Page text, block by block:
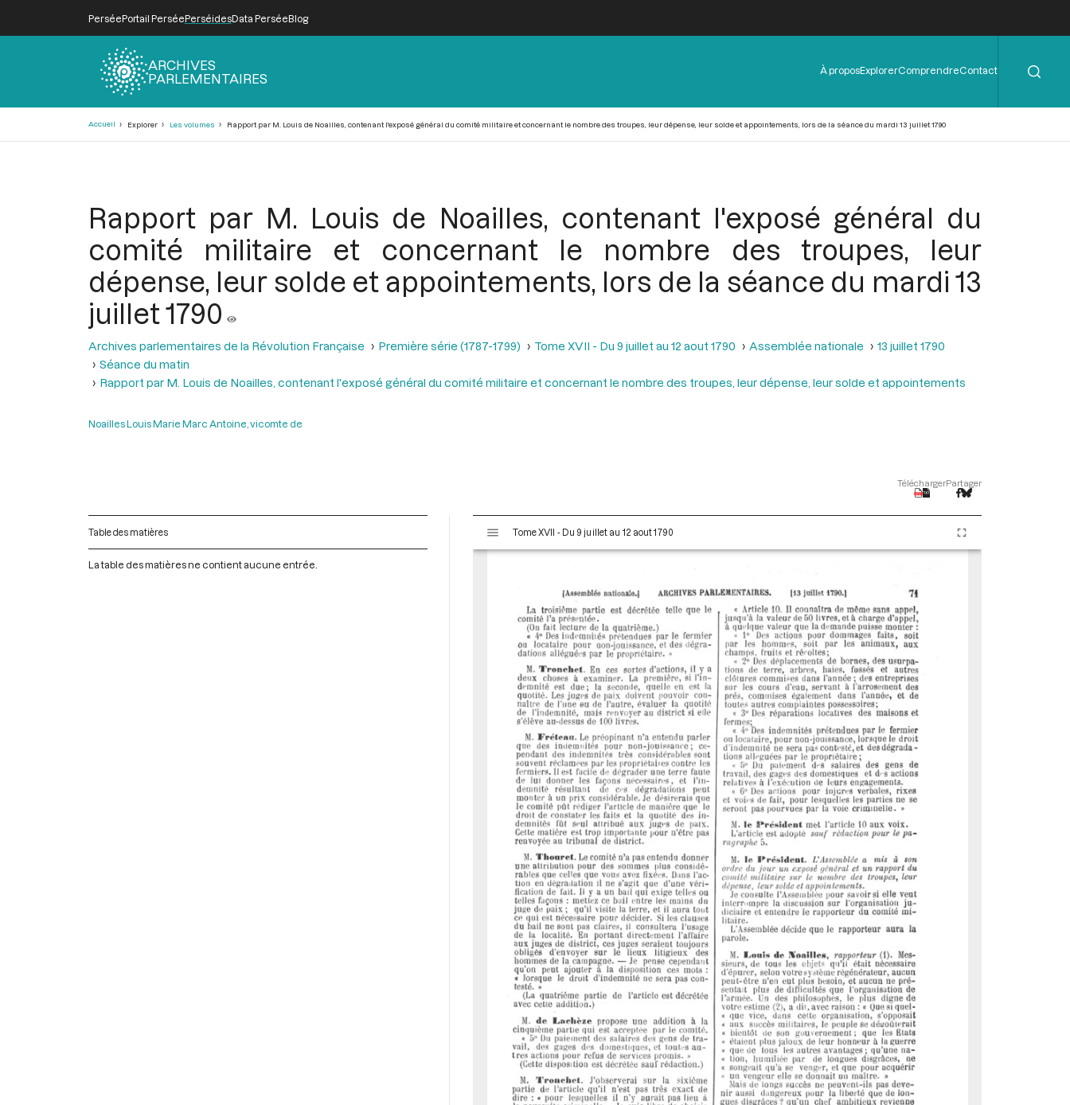
PerséePortail PerséePerséidesData PerséeBlog
ARCHIVES
PARLEMENTAIRES
Menu
de
À proposExplorerComprendreContact
Accueil Explorer Les volumes Rapport par M. Louis de Noailles, contenant l'exposé général du comité militaire et concernant le nombre des troupes, leur dépense, leur solde et appointements, lors de la séance du mardi 13 juillet 1790
Rapport par M. Louis de Noailles, contenant l'exposé général du
comité militaire et concernant le nombre des troupes, leur
dépense, leur solde et appointements, lors de la séance du mardi 13
juillet 1790
Archives parlementaires de la Révolution Française Première série (1787-1799) Tome XVII - Du 9 juillet au 12 aout 1790 Assemblée nationale
13 juillet 1790
Séance du matin
Rapport par M. Louis de Noailles, contenant l'exposé général du comité militaire et concernant le nombre des troupes, leur dépense, leur solde et appointements
Noailles Louis Marie Marc Antoine, vicomte de
TéléchargerPartager
Table des matières
La table des matières ne contient aucune entrée.
s
Tome XVII - Du 9 juillet au 12 aout 1790